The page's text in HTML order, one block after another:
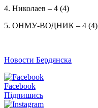
4. Николаев – 4 (4)
5. ОНМУ-ВОДНИК – 4 (4)
Новости Бердянска
Facebook
Підпишись